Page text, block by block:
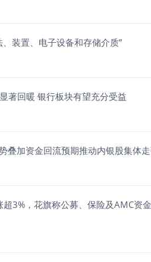
装置、电子设备和存储介质”
著回暖 银行板块有望充分受益
叠加资金回流预期推动内银股集体
3%，花旗称公募、保险及AMC资